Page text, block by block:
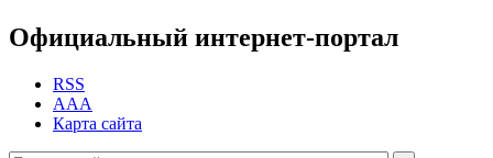
Официальный интернет-портал
RSS
AAA
Карта сайта